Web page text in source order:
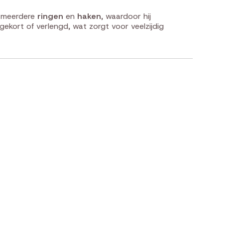
ringen en haken, waardoor hij
of verlengd, wat zorgt voor veelzijdig